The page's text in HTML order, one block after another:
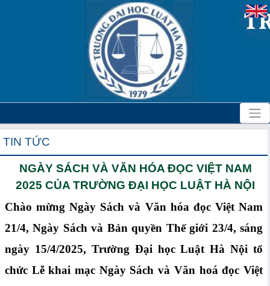
TIN TỨC
NGÀY SÁCH VÀ VĂN HÓA ĐỌC VIỆT NAM
2025 CỦA TRƯỜNG ĐẠI HỌC LUẬT HÀ NỘI
Chào mừng Ngày Sách và Văn hóa đọc Việt Nam
21/4, Ngày Sách và Bản quyền Thế giới 23/4, sáng
ngày 15/4/2025, Trường Đại học Luật Hà Nội tổ
chức Lễ khai mạc Ngày Sách và Văn hoá đọc Việt